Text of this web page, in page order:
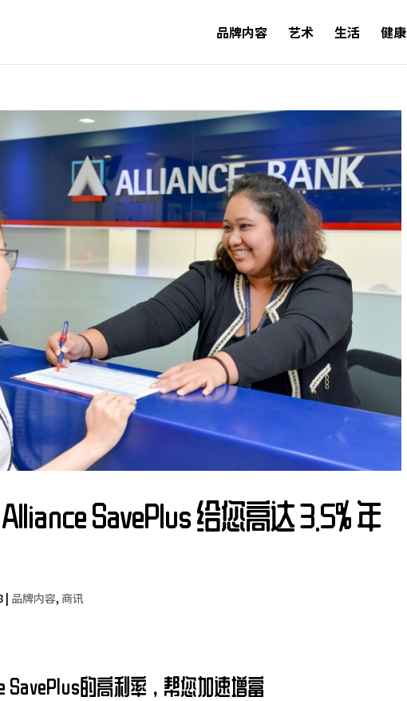
品牌内容 艺术 生活 健康
SavePlus 给您高达 3.5% 年
| 品牌内容,商讯
SavePlus的高利率，帮您加速增富